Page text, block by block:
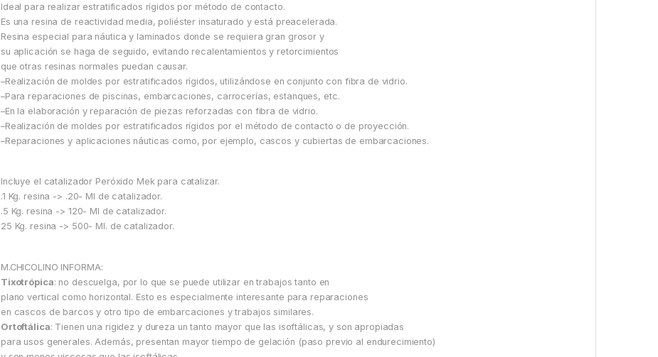
Ideal para realizar estratificados rígidos por método de contacto.
Es una resina de reactividad media, poliéster insaturado y está preacelerada.
Resina especial para náutica y laminados donde se requiera gran grosor y
su aplicación se haga de seguido, evitando recalentamientos y retorcimientos
que otras resinas normales puedan causar.
–Realización de moldes por estratificados rígidos, utilizándose en conjunto con fibra de vidrio.
–Para reparaciones de piscinas, embarcaciones, carrocerías, estanques, etc.
–En la elaboración y reparación de piezas reforzadas con fibra de vidrio.
–Realización de moldes por estratificados rígidos por el método de contacto o de proyección.
–Reparaciones y aplicaciones náuticas como, por ejemplo, cascos y cubiertas de embarcaciones.
Incluye el catalizador Peróxido Mek para catalizar.
.1 Kg. resina -> .20- Ml de catalizador.
.5 Kg. resina -> 120- Ml de catalizador.
25 Kg. resina -> 500- Ml. de catalizador.
M.CHICOLINO INFORMA:
Tixotrópica: no descuelga, por lo que se puede utilizar en trabajos tanto en
plano vertical como horizontal. Esto es especialmente interesante para reparaciones
en cascos de barcos y otro tipo de embarcaciones y trabajos similares.
Ortoftálica: Tienen una rigidez y dureza un tanto mayor que las isoftálicas, y son apropiadas
para usos generales. Además, presentan mayor tiempo de gelación (paso previo al endurecimiento)